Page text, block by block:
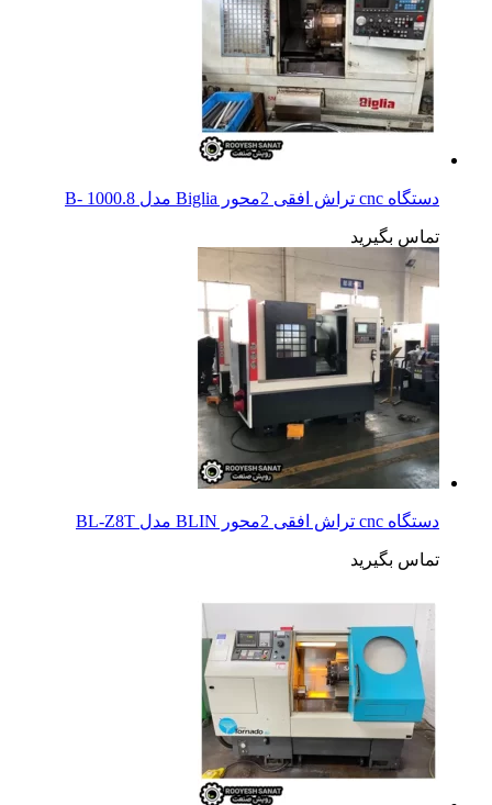
دستگاه cnc تراش افقی 2محور Biglia مدل B- 1000.8
تماس بگیرید
دستگاه cnc تراش افقی 2محور BLIN مدل BL-Z8T
تماس بگیرید